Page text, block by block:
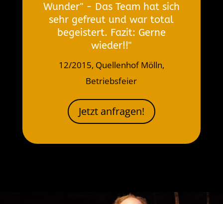
Wunder" - Das Team hat sich
sehr gefreut und war total
begeistert. Fazit: Gerne
wieder!!"
12/2015, Quellenhof Mölln,
Betriebsfeier
Jetzt anfragen!